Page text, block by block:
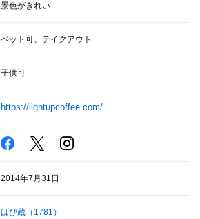
景色がきれい
ペット可、テイクアウト
子供可
https://lightupcoffee.com/
2014年7月31日
ばび蔵 （1781）